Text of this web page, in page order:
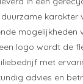
mogelijkheden
logo wordt de
met
advies en